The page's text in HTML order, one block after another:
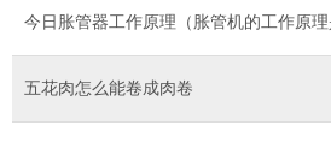
今日胀管器工作原理（胀管机的工作原理
五花肉怎么能卷成肉卷